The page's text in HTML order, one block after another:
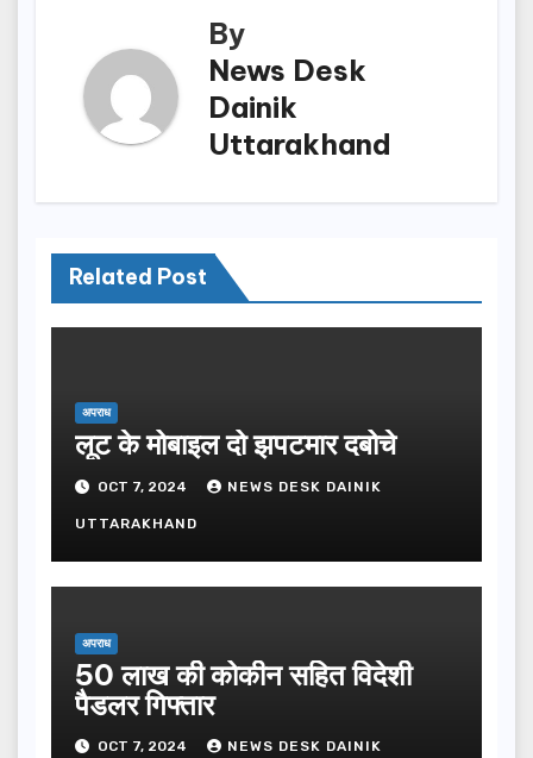
By
News Desk
Dainik
Uttarakhand
Related Post
अपराध
लूट के मोबाइल दो झपटमार दबोचे
OCT 7, 2024 NEWS DESK DAINIK
UTTARAKHAND
अपराध
50 लाख की कोकीन सहित विदेशी
पैडलर गिफ्तार
OCT 7, 2024 NEWS DESK DAINIK